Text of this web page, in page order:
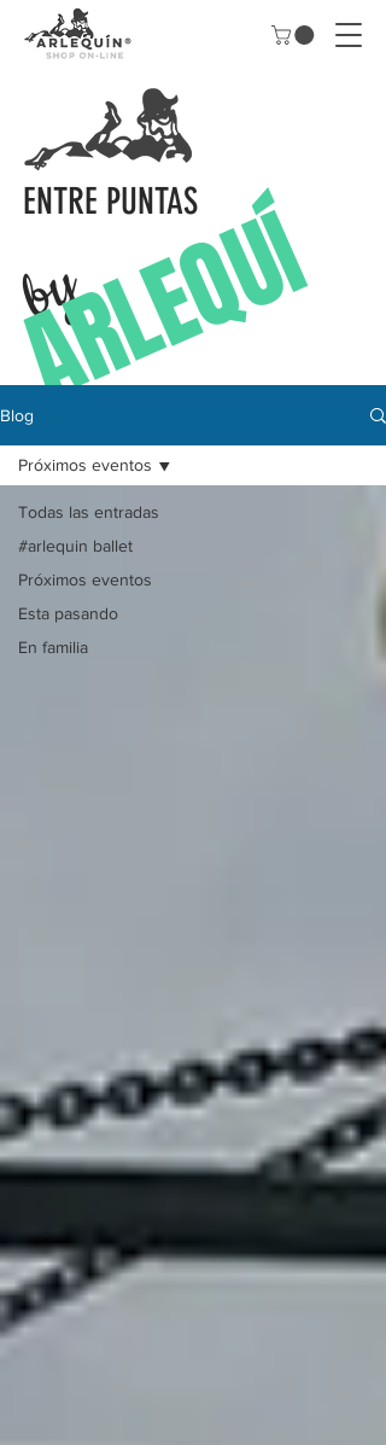
ENTRE PUNTAS
by
A
R
L
E
Q
U
Í
N
Blog
Todas las entradas
#arlequin ballet
Próximos eventos
Esta pasando
En familia
Próximos eventos